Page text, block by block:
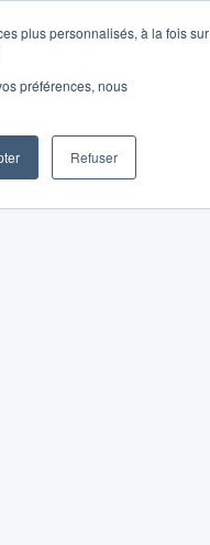
plus personnalisés, à la fois sur
préférences, nous
Refuser